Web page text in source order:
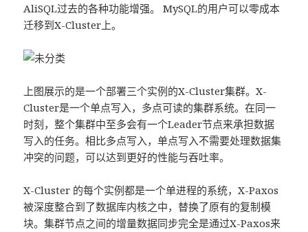
AliSQL过去的各种功能增强。 MySQL的用户可以零成本
迁移到X-Cluster上。
上图展示的是一个部署三个实例的X-Cluster集群。X-
Cluster是一个单点写入，多点可读的集群系统。在同一
时刻，整个集群中至多会有一个Leader节点来承担数据
写入的任务。相比多点写入，单点写入不需要处理数据集
冲突的问题，可以达到更好的性能与吞吐率。
X-Cluster 的每个实例都是一个单进程的系统，X-Paxos
被深度整合到了数据库内核之中，替换了原有的复制模
块。集群节点之间的增量数据同步完全是通过X-Paxos来